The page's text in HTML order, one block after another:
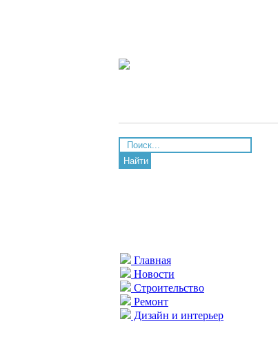
Найти
Главная
Новости
Строительство
Ремонт
Дизайн и интерьер